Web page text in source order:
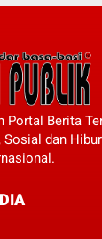
Portal Berita
Sosial dan